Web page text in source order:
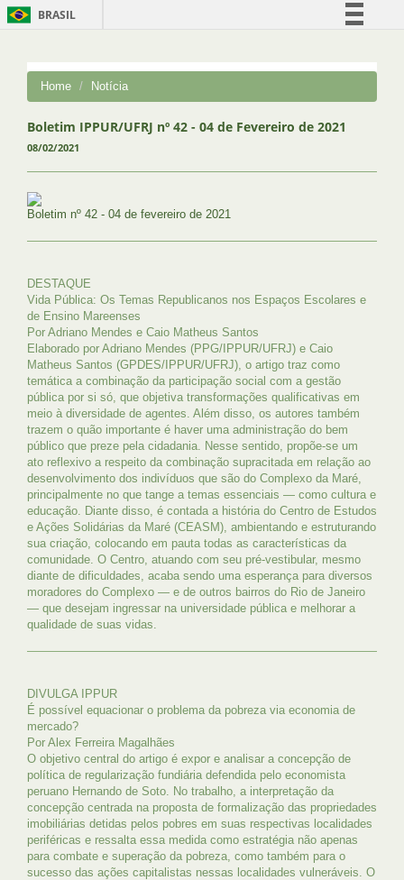
BRASIL
Comunica BR
Acesso à informação
Home Notícia
Boletim IPPUR/UFRJ nº 42 - 04 de Fevereiro de 2021
08/02/2021
Boletim nº 42 - 04 de fevereiro de 2021
DESTAQUE
Vida Pública: Os Temas Republicanos nos Espaços Escolares e
de Ensino Mareenses
Por Adriano Mendes e Caio Matheus Santos
Elaborado por Adriano Mendes (PPG/IPPUR/UFRJ) e Caio
Matheus Santos (GPDES/IPPUR/UFRJ), o artigo traz como
temática a combinação da participação social com a gestão
pública por si só, que objetiva transformações qualificativas em
meio à diversidade de agentes. Além disso, os autores também
trazem o quão importante é haver uma administração do bem
público que preze pela cidadania. Nesse sentido, propõe-se um
ato reflexivo a respeito da combinação supracitada em relação ao
desenvolvimento dos indivíduos que são do Complexo da Maré,
principalmente no que tange a temas essenciais — como cultura e
educação. Diante disso, é contada a história do Centro de Estudos
e Ações Solidárias da Maré (CEASM), ambientando e estruturando
sua criação, colocando em pauta todas as características da
comunidade. O Centro, atuando com seu pré-vestibular, mesmo
diante de dificuldades, acaba sendo uma esperança para diversos
moradores do Complexo — e de outros bairros do Rio de Janeiro
— que desejam ingressar na universidade pública e melhorar a
qualidade de suas vidas.
DIVULGA IPPUR
É possível equacionar o problema da pobreza via economia de
mercado?
Por Alex Ferreira Magalhães
O objetivo central do artigo é expor e analisar a concepção de
política de regularização fundiária defendida pelo economista
peruano Hernando de Soto. No trabalho, a interpretação da
concepção centrada na proposta de formalização das propriedades
imobiliárias detidas pelos pobres em suas respectivas localidades
periféricas e ressalta essa medida como estratégia não apenas
para combate e superação da pobreza, como também para o
sucesso das ações capitalistas nessas localidades vulneráveis. O